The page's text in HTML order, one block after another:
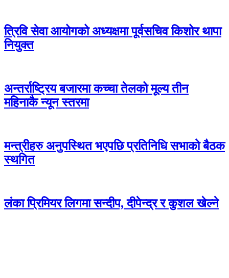
त्रिवि सेवा आयोगको अध्यक्षमा पूर्वसचिव किशोर थापा
नियुक्त
अन्तर्राष्ट्रिय बजारमा कच्चा तेलको मूल्य तीन
महिनाकै न्यून स्तरमा
मन्त्रीहरु अनुपस्थित भएपछि प्रतिनिधि सभाको बैठक
स्थगित
लंका प्रिमियर लिगमा सन्दीप, दीपेन्द्र र कुशल खेल्ने